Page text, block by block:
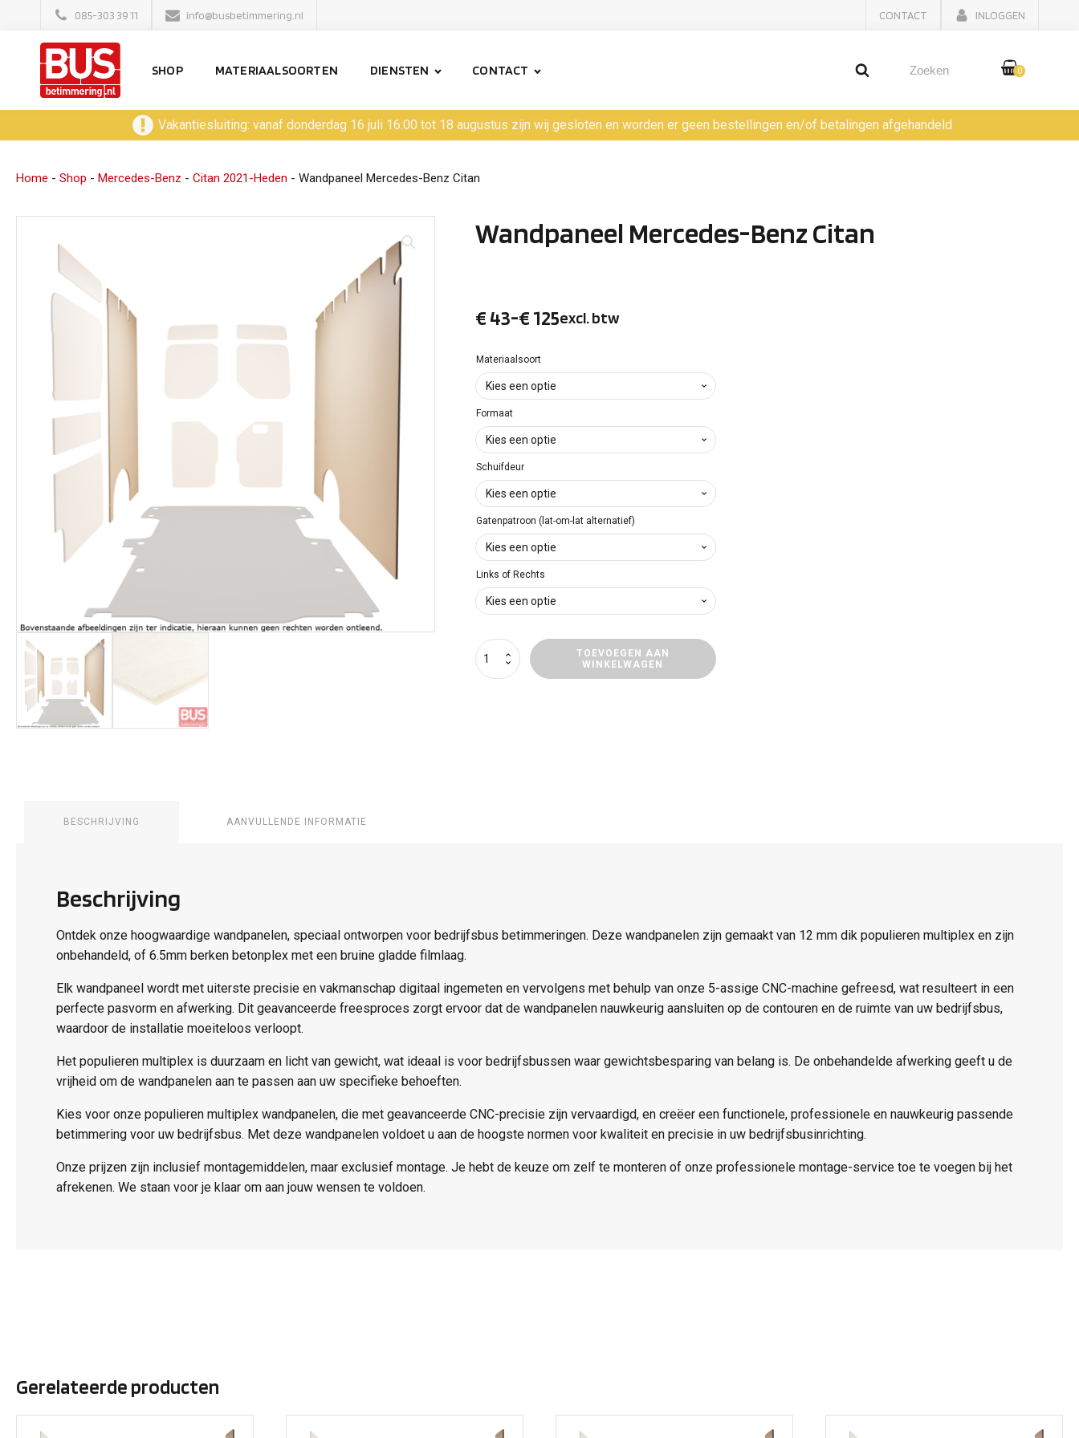
085-303 39 11 info@busbetimmering.nl CONTACT INLOGGEN
SHOP MATERIAALSOORTEN DIENSTEN CONTACT 0
Vakantiesluiting: vanaf donderdag 16 juli 16:00 tot 18 augustus zijn wij gesloten en worden er geen bestellingen en/of betalingen afgehandeld
Home - Shop - Mercedes-Benz - Citan 2021-Heden - Wandpaneel Mercedes-Benz Citan
Wandpaneel Mercedes-Benz Citan
€ 43-€ 125
Prijsklasse:
€ 43
tot
€ 125
excl. btw
Materiaalsoort
Formaat
Schuifdeur
Gatenpatroon (lat-om-lat alternatief)
Links of Rechts
Wandpaneel
Mercedes-
Benz
TOEVOEGEN AAN
WINKELWAGEN
BESCHRIJVING AANVULLENDE INFORMATIE
Beschrijving
Ontdek onze hoogwaardige wandpanelen, speciaal ontworpen voor bedrijfsbus betimmeringen. Deze wandpanelen zijn gemaakt van 12 mm dik populieren multiplex en zijn
onbehandeld, of 6.5mm berken betonplex met een bruine gladde filmlaag.
Elk wandpaneel wordt met uiterste precisie en vakmanschap digitaal ingemeten en vervolgens met behulp van onze 5-assige CNC-machine gefreesd, wat resulteert in een
perfecte pasvorm en afwerking. Dit geavanceerde freesproces zorgt ervoor dat de wandpanelen nauwkeurig aansluiten op de contouren en de ruimte van uw bedrijfsbus,
waardoor de installatie moeiteloos verloopt.
Het populieren multiplex is duurzaam en licht van gewicht, wat ideaal is voor bedrijfsbussen waar gewichtsbesparing van belang is. De onbehandelde afwerking geeft u de
vrijheid om de wandpanelen aan te passen aan uw specifieke behoeften.
Kies voor onze populieren multiplex wandpanelen, die met geavanceerde CNC-precisie zijn vervaardigd, en creëer een functionele, professionele en nauwkeurig passende
betimmering voor uw bedrijfsbus. Met deze wandpanelen voldoet u aan de hoogste normen voor kwaliteit en precisie in uw bedrijfsbusinrichting.
Onze prijzen zijn inclusief montagemiddelen, maar exclusief montage. Je hebt de keuze om zelf te monteren of onze professionele montage-service toe te voegen bij het
afrekenen. We staan voor je klaar om aan jouw wensen te voldoen.
Gerelateerde producten